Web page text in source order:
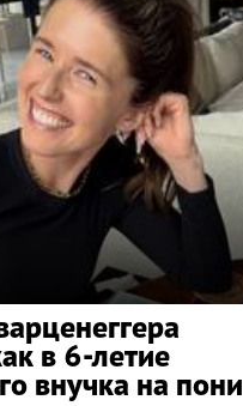
в 6-летие
внучка на пони